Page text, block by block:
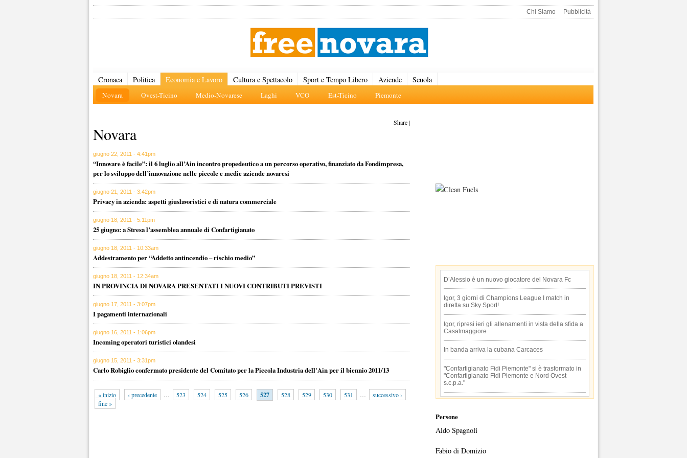
Chi Siamo Pubblicità
Cronaca Politica Economia e Lavoro
Novara Ovest-Ticino Medio-Novarese Laghi VCO Est-Ticino Piemonte
Cultura e Spettacolo Sport e Tempo Libero Aziende Scuola
Share|
Novara
giugno 22, 2011 - 4:41pm
“Innovare è facile”: il 6 luglio all’Ain incontro propedeutico a un percorso operativo, finanziato da Fondimpresa,
per lo sviluppo dell’innovazione nelle piccole e medie aziende novaresi
giugno 21, 2011 - 3:42pm
Privacy in azienda: aspetti giuslavoristici e di natura commerciale
giugno 18, 2011 - 5:11pm
25 giugno: a Stresa l’assemblea annuale di Confartigianato
giugno 18, 2011 - 10:33am
Addestramento per “Addetto antincendio – rischio medio”
giugno 18, 2011 - 12:34am
IN PROVINCIA DI NOVARA PRESENTATI I NUOVI CONTRIBUTI PREVISTI
giugno 17, 2011 - 3:07pm
I pagamenti internazionali
giugno 16, 2011 - 1:06pm
Incoming operatori turistici olandesi
giugno 15, 2011 - 3:31pm
Carlo Robiglio confermato presidente del Comitato per la Piccola Industria dell'Ain per il biennio 2011/13
« inizio ‹ precedente … 523 524 525 526 527 528 529 530 531 …
successivo ›
fine »
D’Alessio è un nuovo giocatore del Novara Fc
Igor, 3 giorni di Champions League I match in
diretta su Sky Sport!
Igor, ripresi ieri gli allenamenti in vista della sfida a
Casalmaggiore
In banda arriva la cubana Carcaces
"Confartigianato Fidi Piemonte" si è trasformato in
"Confartigianato Fidi Piemonte e Nord Ovest
s.c.p.a."
Persone
Aldo Spagnoli
Fabio di Domizio